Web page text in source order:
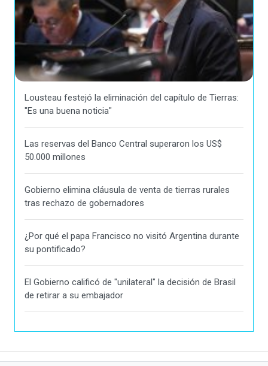
Lousteau festejó la eliminación del capítulo de Tierras:
"Es una buena noticia"
Las reservas del Banco Central superaron los US$
50.000 millones
Gobierno elimina cláusula de venta de tierras rurales
tras rechazo de gobernadores
¿Por qué el papa Francisco no visitó Argentina durante
su pontificado?
El Gobierno calificó de "unilateral" la decisión de Brasil
de retirar a su embajador